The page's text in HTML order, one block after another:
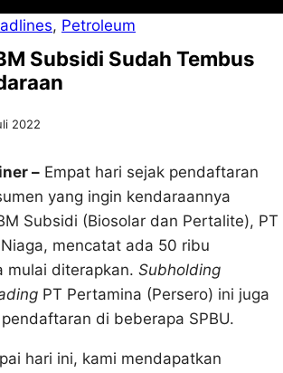
, Petroleum
Subsidi Sudah Tembus
2022
– Empat hari sejak pendaftaran
yang ingin kendaraannya
Subsidi (Biosolar dan Pertalite), PT
mencatat ada 50 ribu
mulai diterapkan. Subholding
PT Pertamina (Persero) ini juga
di beberapa SPBU.
hari ini, kami mendapatkan